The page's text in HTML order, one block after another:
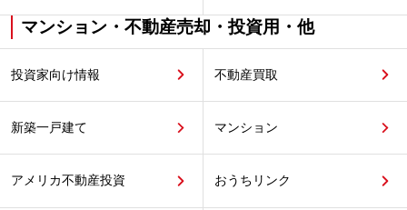
マンション・不動産売却・投資用・他
投資家向け情報 不動産買取
新築一戸建て マンション
アメリカ不動産投資 おうちリンク